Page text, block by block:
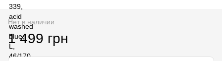
Нет в наличии
1 499 грн